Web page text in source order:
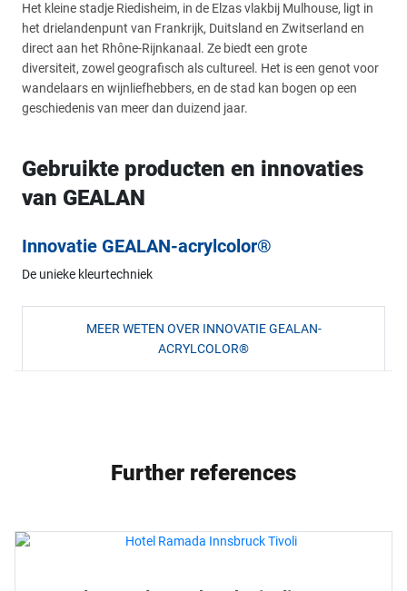
Het kleine stadje Riedisheim, in de Elzas vlakbij Mulhouse, ligt in
het drielandenpunt van Frankrijk, Duitsland en Zwitserland en
direct aan het Rhône-Rijnkanaal. Ze biedt een grote
diversiteit, zowel geografisch als cultureel. Het is een genot voor
wandelaars en wijnliefhebbers, en de stad kan bogen op een
geschiedenis van meer dan duizend jaar.
Gebruikte producten en innovaties
van GEALAN
Innovatie GEALAN-acrylcolor®
De unieke kleurtechniek
MEER WETEN OVER INNOVATIE GEALAN-
ACRYLCOLOR®
Further references